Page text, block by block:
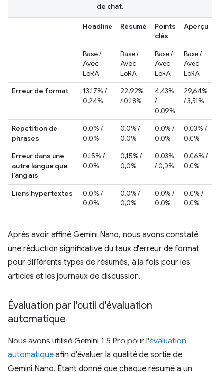
Headline Résumé
Points
clés
Aperçu
Base /
Avec
LoRA
Base /
Avec
LoRA
Base /
Avec
LoRA
Base /
Avec
LoRA
Erreur de format
13,17% /
0,24%
22,92%
/ 0,18%
4,43%
/
0,09%
29,64%
/ 3,51%
Répétition de
phrases
0,0% /
0,0%
0,0% /
0,0%
0,0% /
0,0%
0,03% /
0,0%
Erreur dans une
autre langue que
l'anglais
0,15% /
0,0%
0,15% /
0,0%
0,03%
/ 0,0%
0,06% /
0,0%
Liens hypertextes
0,0% /
0,0%
0,0% /
0,0%
0,0% /
0,0%
0,0% /
0,0%
de chat.
Après avoir affiné Gemini Nano, nous avons constaté
une réduction significative du taux d'erreur de format
pour différents types de résumés, à la fois pour les
articles et les journaux de discussion.
Évaluation par l'outil d'évaluation
automatique
Nous avons utilisé Gemini 1.5 Pro pour l'évaluation
automatique afin d'évaluer la qualité de sortie de
Gemini Nano. Étant donné que chaque résumé a un